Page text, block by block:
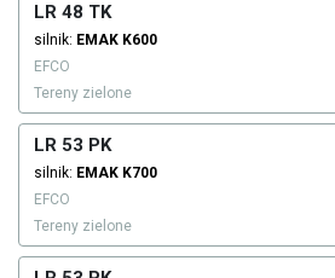
LR 48 TK
silnik: EMAK K600
EFCO
Tereny zielone
LR 53 PK
silnik: EMAK K700
EFCO
Tereny zielone